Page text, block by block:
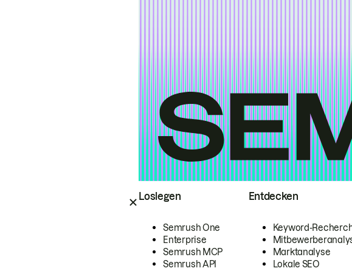
Loslegen
Semrush One
Enterprise
Semrush MCP
Semrush API
Entdecken
Keyword-
Marktanalyse
Lokale SEO